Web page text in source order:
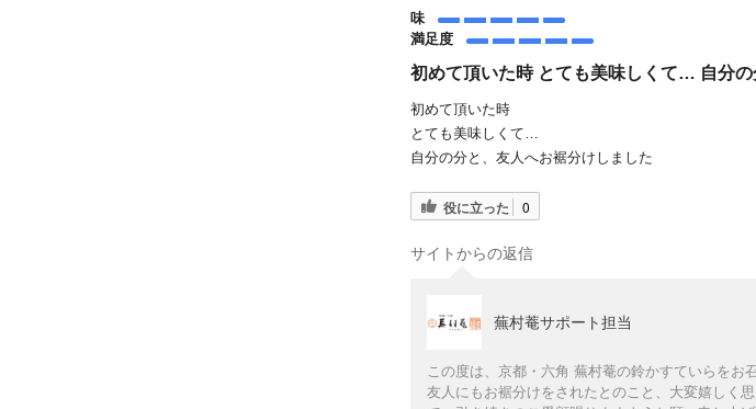
味
満足度
初めて頂いた時 とても美味しくて… 自分
初めて頂いた時
とても美味しくて…
自分の分と、友人へお裾分けしました
役に立った 0
サイトからの返信
蕪村菴サポート担当
この度は、京都・六角 蕪村菴の鈴かすていらを
友人にもお裾分けをされたとのこと、大変嬉しく